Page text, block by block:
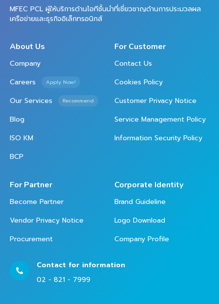
MFEC PCL ผู้ให้บริการด้านไอทีชั้นนำที่เชี่ยวชาญด้านการประมวลผล
เครือข่ายและธุรกิจอิเล็กทรอนิกส์
About Us
Company
Careers
Apply Now!
Our Services Recommend
Blog
ISO KM
BCP
For Customer
Contact Us
Cookies Policy
Customer Privacy Notice
Service Management Policy
Information Security Policy
For Partner
Become Partner
Vendor Privacy Notice
Procurement
Corporate Identity
Brand Guideline
Logo Download
Company Profile
Contact for information
02 - 821 - 7999